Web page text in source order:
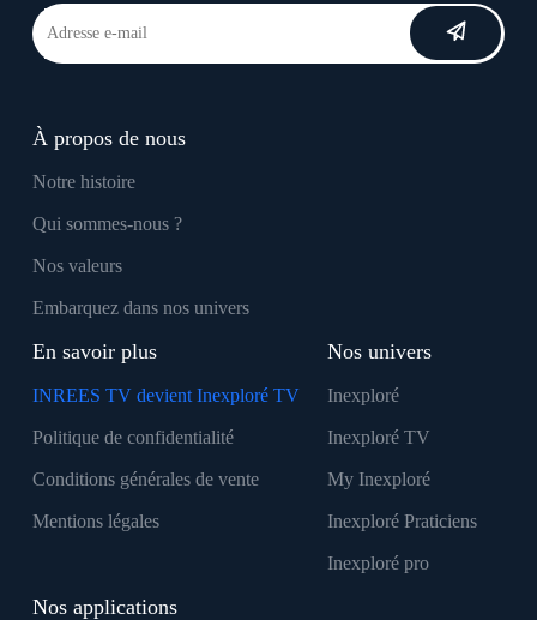
À propos de nous
Notre histoire
Qui sommes-nous ?
Nos valeurs
Embarquez dans nos univers
En savoir plus
INREES TV devient Inexploré TV
Politique de confidentialité
Conditions générales de vente
Mentions légales
Nos univers
Inexploré
Inexploré TV
My Inexploré
Inexploré Praticiens
Inexploré pro
Nos applications